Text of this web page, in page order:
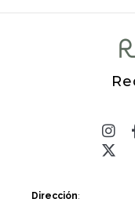
X-
Dirección: